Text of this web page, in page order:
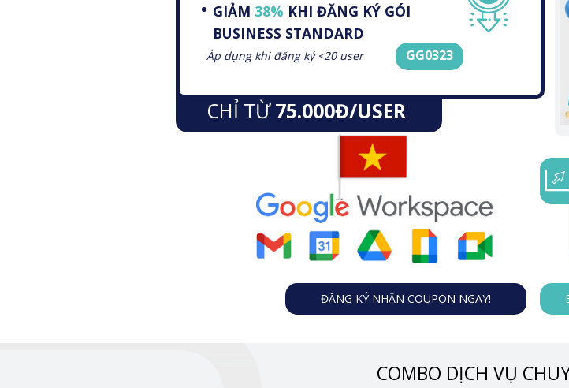
ĐĂNG KÝ NHẬN COUPON NGAY!
GIẢM 38% KHI ĐĂNG KÝ GÓI
BUSINESS STANDARD
CHỈ TỪ75.000Đ/USER
GG0323
Áp dụng khi đăng ký <20 user
COMBO DỊCH VỤ